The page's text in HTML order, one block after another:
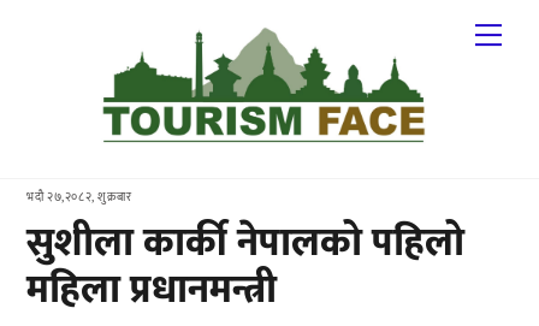
भदौ २७,२०८२, शुक्रबार
सुशीला कार्की नेपालको पहिलो
महिला प्रधानमन्त्री